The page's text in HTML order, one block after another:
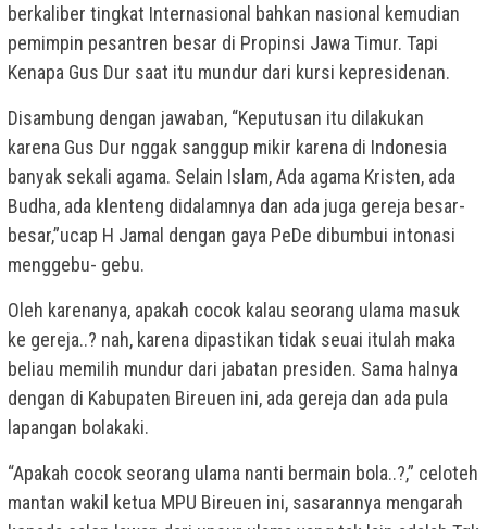
berkaliber tingkat Internasional bahkan nasional kemudian
pemimpin pesantren besar di Propinsi Jawa Timur. Tapi
Kenapa Gus Dur saat itu mundur dari kursi kepresidenan.
Disambung dengan jawaban, “Keputusan itu dilakukan
karena Gus Dur nggak sanggup mikir karena di Indonesia
banyak sekali agama. Selain Islam, Ada agama Kristen, ada
Budha, ada klenteng didalamnya dan ada juga gereja besar-
besar,”ucap H Jamal dengan gaya PeDe dibumbui intonasi
menggebu- gebu.
Oleh karenanya, apakah cocok kalau seorang ulama masuk
ke gereja..? nah, karena dipastikan tidak seuai itulah maka
beliau memilih mundur dari jabatan presiden. Sama halnya
dengan di Kabupaten Bireuen ini, ada gereja dan ada pula
lapangan bolakaki.
“Apakah cocok seorang ulama nanti bermain bola..?,” celoteh
mantan wakil ketua MPU Bireuen ini, sasarannya mengarah